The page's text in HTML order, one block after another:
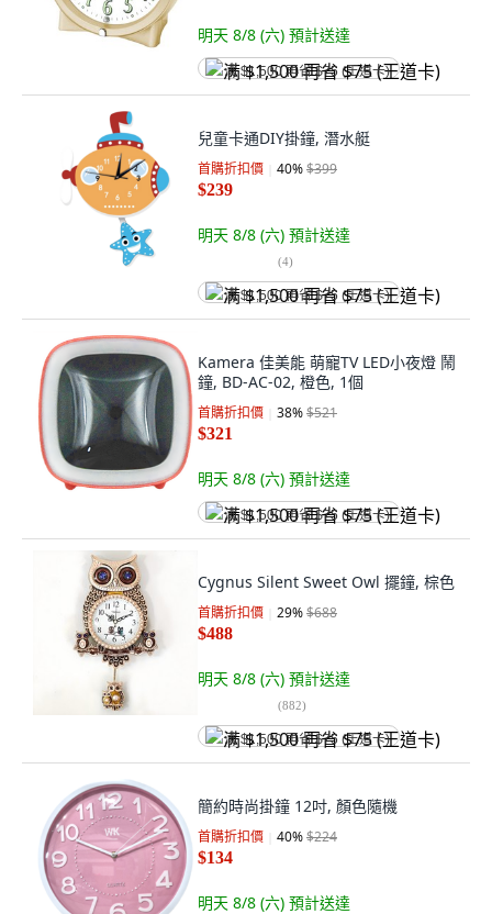
明天 8/8 (六) 預計送達
满 $1,500 再省 $75 (王道卡)
兒童卡通DIY掛鐘, 潛水艇
首購折扣價 40%$399
$239
明天 8/8 (六) 預計送達
(4)
满 $1,500 再省 $75 (王道卡)
Kamera 佳美能 萌寵TV LED小夜燈 鬧
鐘, BD-AC-02, 橙色, 1個
首購折扣價 38%$521
$321
明天 8/8 (六) 預計送達
满 $1,500 再省 $75 (王道卡)
Cygnus Silent Sweet Owl 擺鐘, 棕色
首購折扣價 29%$688
$488
明天 8/8 (六) 預計送達
(882)
满 $1,500 再省 $75 (王道卡)
簡約時尚掛鐘 12吋, 顏色隨機
首購折扣價 40%$224
$134
明天 8/8 (六) 預計送達